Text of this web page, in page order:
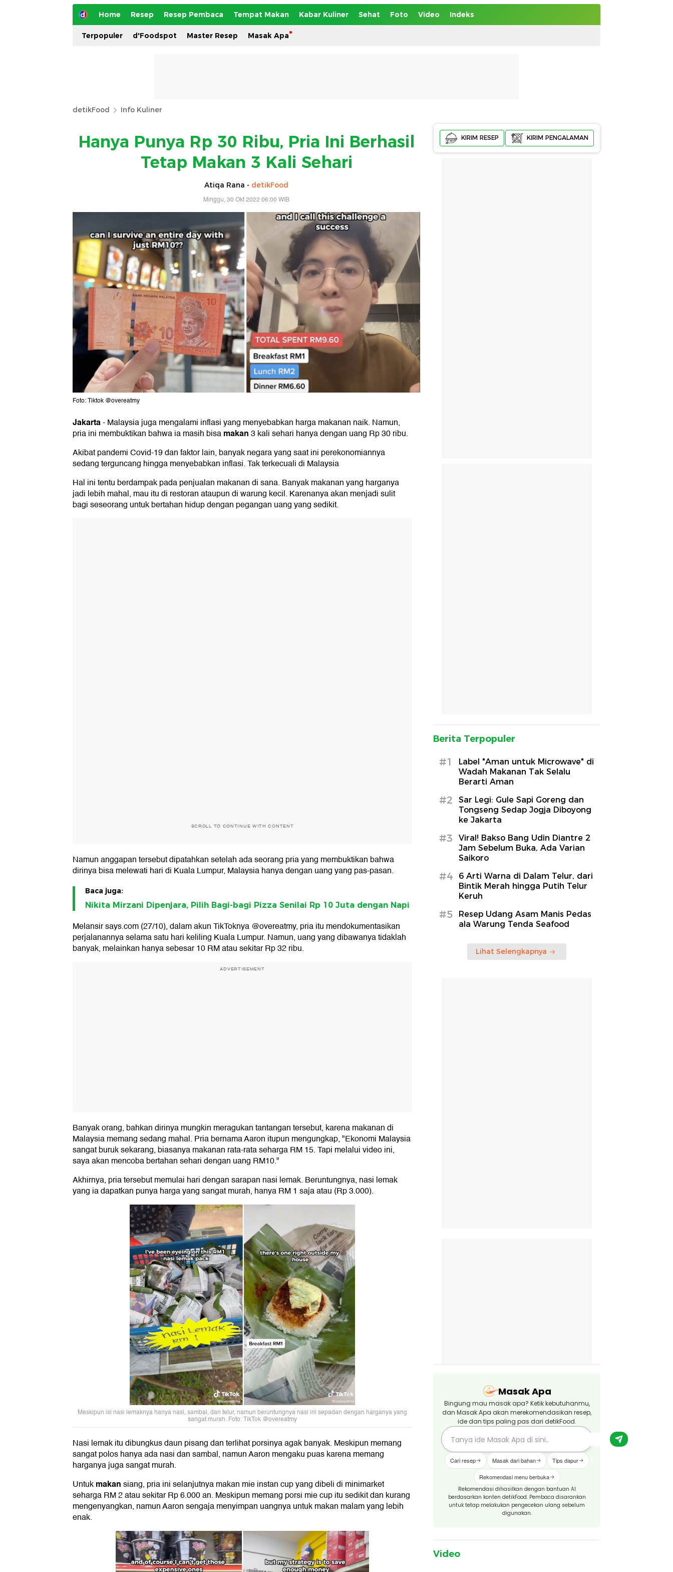
Home Resep Resep Pembaca Tempat Makan Kabar Kuliner Sehat Foto Video Indeks
Terpopuler d'Foodspot Master Resep Masak Apa
detikFood Info Kuliner
Hanya Punya Rp 30 Ribu, Pria Ini Berhasil
Tetap Makan 3 Kali Sehari
Atiqa Rana - detikFood
Minggu, 30 Okt 2022 06:00 WIB
Foto: Tiktok @overeatmy
Jakarta-Malaysia juga mengalami inflasi yang menyebabkan harga makanan naik. Namun,
pria ini membuktikan bahwa ia masih bisamakan3 kali sehari hanya dengan uang Rp 30 ribu.
Akibat pandemi Covid-19 dan faktor lain, banyak negara yang saat ini perekonomiannya
sedang terguncang hingga menyebabkan inflasi. Tak terkecuali di Malaysia
Hal ini tentu berdampak pada penjualan makanan di sana. Banyak makanan yang harganya
jadi lebih mahal, mau itu di restoran ataupun di warung kecil. Karenanya akan menjadi sulit
bagi seseorang untuk bertahan hidup dengan pegangan uang yang sedikit.
SCROLL TO CONTINUE WITH CONTENT
Namun anggapan tersebut dipatahkan setelah ada seorang pria yang membuktikan bahwa
dirinya bisa melewati hari di Kuala Lumpur, Malaysia hanya dengan uang yang pas-pasan.
Baca juga:
Nikita Mirzani Dipenjara, Pilih Bagi-bagi Pizza Senilai Rp 10 Juta dengan Napi
Melansir says.com (27/10), dalam akun TikToknya @overeatmy, pria itu mendokumentasikan
perjalanannya selama satu hari keliling Kuala Lumpur. Namun, uang yang dibawanya tidaklah
banyak, melainkan hanya sebesar 10 RM atau sekitar Rp 32 ribu.
ADVERTISEMENT
Banyak orang, bahkan dirinya mungkin meragukan tantangan tersebut, karena makanan di
Malaysia memang sedang mahal. Pria bernama Aaron itupun mengungkap, "Ekonomi Malaysia
sangat buruk sekarang, biasanya makanan rata-rata seharga RM 15. Tapi melalui video ini,
saya akan mencoba bertahan sehari dengan uang RM10."
Akhirnya, pria tersebut memulai hari dengan sarapan nasi lemak. Beruntungnya, nasi lemak
yang ia dapatkan punya harga yang sangat murah, hanya RM 1 saja atau (Rp 3.000).
Meskipun isi nasi lemaknya hanya nasi, sambal, dan telur, namun beruntungnya nasi ini sepadan dengan harganya yang
sangat murah. Foto: TikTok @overeatmy
Nasi lemak itu dibungkus daun pisang dan terlihat porsinya agak banyak. Meskipun memang
sangat polos hanya ada nasi dan sambal, namun Aaron mengaku puas karena memang
harganya juga sangat murah.
Untukmakansiang, pria ini selanjutnya makan mie instan cup yang dibeli di minimarket
seharga RM 2 atau sekitar Rp 6.000 an. Meskipun memang porsi mie cup itu sedikit dan kurang
mengenyangkan, namun Aaron sengaja menyimpan uangnya untuk makan malam yang lebih
enak.
KIRIM RESEP KIRIM PENGALAMAN
Berita Terpopuler
#1
Label "Aman untuk Microwave" di
Wadah Makanan Tak Selalu
Berarti Aman
#2
Sar Legi: Gule Sapi Goreng dan
Tongseng Sedap Jogja Diboyong
ke Jakarta
#3
Viral! Bakso Bang Udin Diantre 2
Jam Sebelum Buka, Ada Varian
Saikoro
#4
6 Arti Warna di Dalam Telur, dari
Bintik Merah hingga Putih Telur
Keruh
#5
Resep Udang Asam Manis Pedas
ala Warung Tenda Seafood
Lihat Selengkapnya
Masak Apa
Bingung mau masak apa? Ketik kebutuhanmu,
dan Masak Apa akan merekomendasikan resep,
ide dan tips paling pas dari detikFood.
Cari resep Masak dari bahan Tips dapur
Rekomendasi menu berbuka
Rekomendasi dihasilkan dengan bantuan AI
berdasarkan konten detikFood. Pembaca disarankan
untuk tetap melakukan pengecekan ulang sebelum
digunakan.
Video